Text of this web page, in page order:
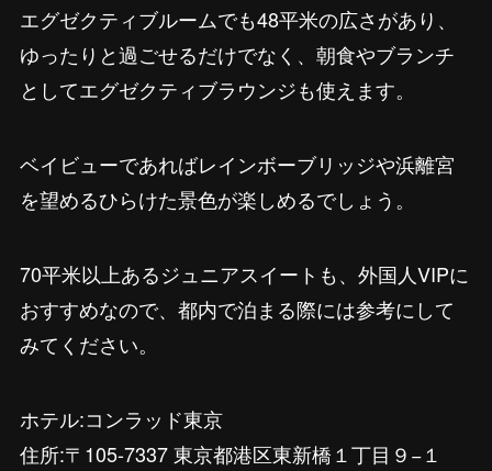
エグゼクティブルームでも48平米の広さがあり、
ゆったりと過ごせるだけでなく、朝食やブランチ
としてエグゼクティブラウンジも使えます。
ベイビューであればレインボーブリッジや浜離宮
を望めるひらけた景色が楽しめるでしょう。
70平米以上あるジュニアスイートも、外国人VIPに
おすすめなので、都内で泊まる際には参考にして
みてください。
ホテル:コンラッド東京
住所:〒105-7337 東京都港区東新橋１丁目９−１